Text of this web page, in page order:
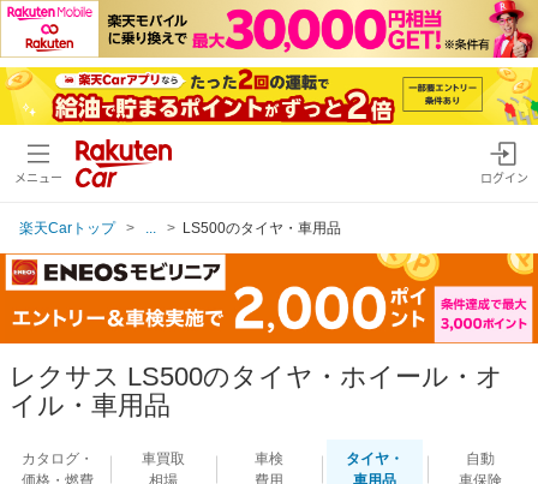
メニュー ログイン
楽天Carトップ LS500のタイヤ・車用品
レクサス LS500のタイヤ・ホイール・オ
イル・車用品
カタログ・
価格・燃費
車買取
相場
車検
費用
タイヤ・
車用品
自動
車保険